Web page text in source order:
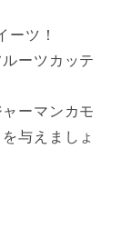
ーツ！
ーツカッテ
ーマンカモ
与えましょ